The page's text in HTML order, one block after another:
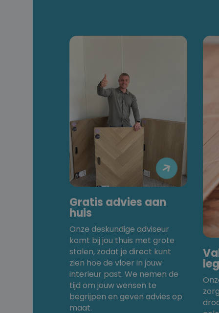

Gratis advies aan
huis
Onze deskundige adviseur
komt bij jou thuis met grote
stalen, zodat je direct kunt
zien hoe de vloer in jouw
interieur past. We nemen de
tijd om jouw wensen te
begrijpen en geven advies op
maat.